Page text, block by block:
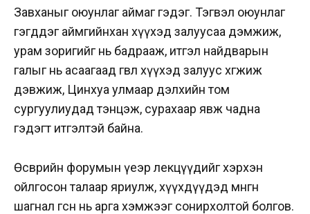
Завханыг оюунлаг аймаг гэдэг. Тэгвэл оюунлаг
гэгддэг аймгийнхан хүүхэд залуусаа дэмжиж,
урам зоригийг нь бадрааж, итгэл найдварын
галыг нь асаагаад өгвөл хүүхэд залуус хөгжиж
дэвжиж, Цинхуа улмаар дэлхийн том
сургуулиудад тэнцэж, сурахаар явж чадна
гэдэгт итгэлтэй байна.
Өсвөрийн форумын үеэр лекцүүдийг хэрхэн
ойлгосон талаар яриулж, хүүхдүүдэд мөнгөн
шагнал өгсөн нь арга хэмжээг сонирхолтой болгов.